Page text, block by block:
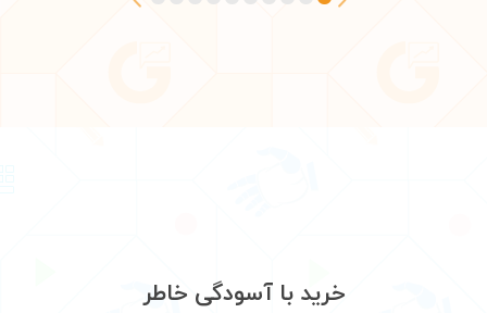
خرید با آسودگی خاطر